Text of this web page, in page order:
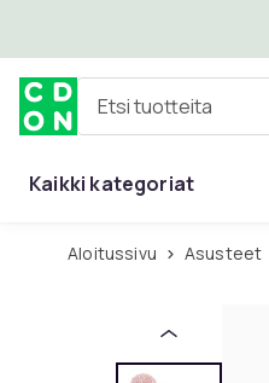
Etsi tuotteita
Kaikki kategoriat
Aloitussivu Asusteet